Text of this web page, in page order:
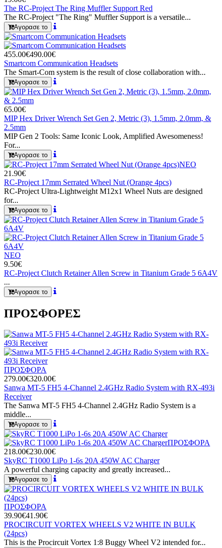
The RC-Project The Ring Muffler Support Red
The RC-Project "The Ring" Muffler Support is a versatile...
Αγορασε το
455.00€490.00€
Smartcom Communication Headsets
The Smart-Com system is the result of close collaboration with...
Αγορασε το
65.00€
MIP Hex Driver Wrench Set Gen 2, Metric (3), 1.5mm, 2.0mm, &
2.5mm
MIP Gen 2 Tools: Same Iconic Look, Amplified Awesomeness!
For...
Αγορασε το
ΝΕΟ
21.90€
RC-Project 17mm Serrated Wheel Nut (Orange 4pcs)
RC-Project Ultra-Lightweight M12x1 Wheel Nuts are designed
for...
Αγορασε το
ΝΕΟ
9.50€
RC-Project Clutch Retainer Allen Screw in Titanium Grade 5 6A4V
...
Αγορασε το
ΠΡΟΣΦΟΡΕΣ
ΠΡΟΣΦΟΡΑ
279.00€320.00€
Sanwa MT-5 FH5 4-Channel 2.4GHz Radio System with RX-493i
Receiver
The Sanwa MT-5 FH5 4-Channel 2.4GHz Radio System is a
middle...
Αγορασε το
ΠΡΟΣΦΟΡΑ
218.00€230.00€
SkyRC T1000 LiPo 1-6s 20A 450W AC Charger
A powerful charging capacity and greatly increased...
Αγορασε το
ΠΡΟΣΦΟΡΑ
39.90€41.90€
PROCIRCUIT VORTEX WHEELS V2 WHITE IN BULK
(24pcs)
This is the Procircuit Vortex 1:8 Buggy Wheel V2 intended for...